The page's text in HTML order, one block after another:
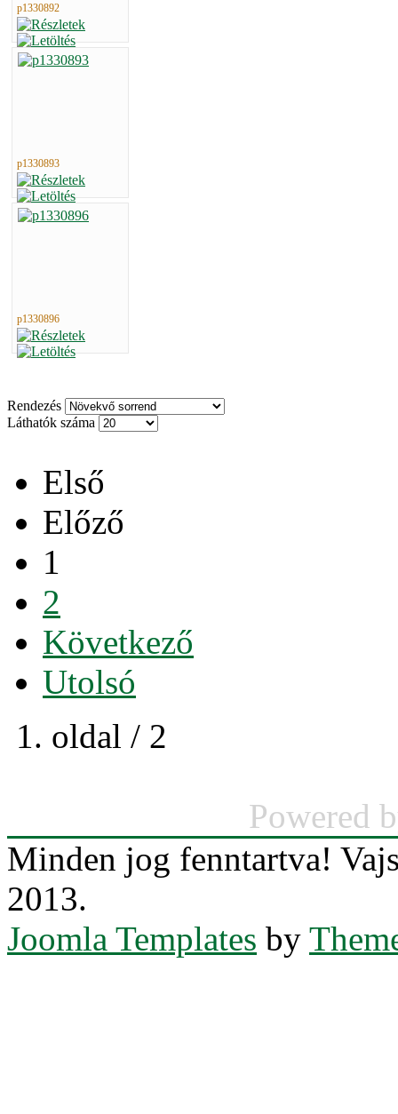
p1330892
p1330893
p1330896
Rendezés
Láthatók száma
Első
Előző
1
2
Következő
Utolsó
1. oldal / 2
Powered
Minden jog fenntartva!
2013.
Joomla Templates by